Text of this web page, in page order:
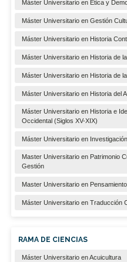
Máster Universitario en Ética y
Máster Universitario en Gestión
Máster Universitario en Historia
Máster Universitario en Historia de
Máster Universitario en Historia de
Máster Universitario en Historia del
Máster Universitario en Historia e
Occidental (Siglos XV-XIX)
Máster Universitario en
Master Universitario en Patrimonio
Gestión
Master Universitario en
Máster Universitario en Traducción
RAMA DE CIENCIAS
Máster Universitario en Acuicultura